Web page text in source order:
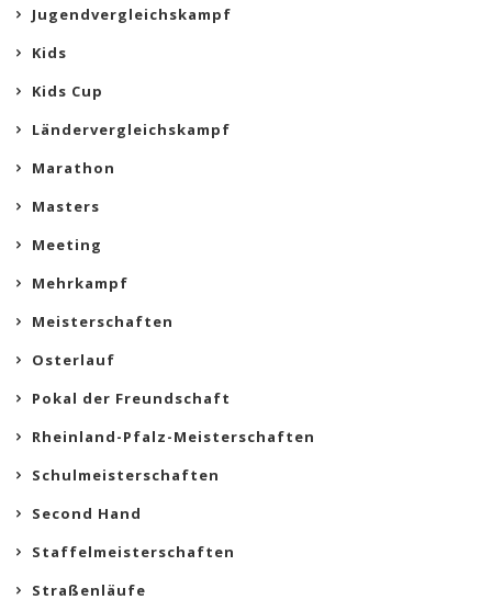
Jugendvergleichskampf
Kids
Kids Cup
Ländervergleichskampf
Marathon
Masters
Meeting
Mehrkampf
Meisterschaften
Osterlauf
Pokal der Freundschaft
Rheinland-Pfalz-Meisterschaften
Schulmeisterschaften
Second Hand
Staffelmeisterschaften
Straßenläufe